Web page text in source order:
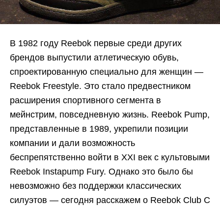
В 1982 году Reebok первые среди других
брендов выпустили атлетическую обувь,
спроектированную специально для женщин —
Reebok Freestyle. Это стало предвестником
расширения спортивного сегмента в
мейнстрим, повседневную жизнь. Reebok Pump,
представленные в 1989, укрепили позиции
компании и дали возможность
беспрепятственно войти в XXI век с культовыми
Reebok Instapump Fury. Однако это было бы
невозможно без поддержки классических
силуэтов — сегодня расскажем о Reebok Club C